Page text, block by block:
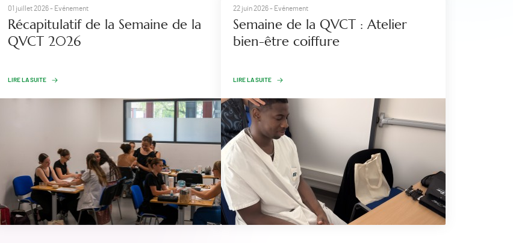
01 juillet 2026- Evénement
Récapitulatif de la Semaine de la
QVCT 2026
LIRE LA SUITE
22 juin 2026- Evénement
Semaine de la QVCT : Atelier
bien-être coiffure
LIRE LA SUITE